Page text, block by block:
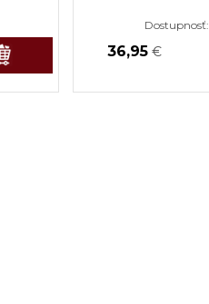
Dostupnosť:
36,95 €